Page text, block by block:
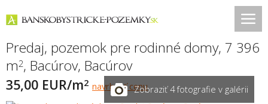
Predaj, pozemok pre rodinné domy, 7 396
m2, Bacúrov, Bacúrov
35,00 EUR/m2 navrhnúť cenuZobraziť 4 fotografie v galérii